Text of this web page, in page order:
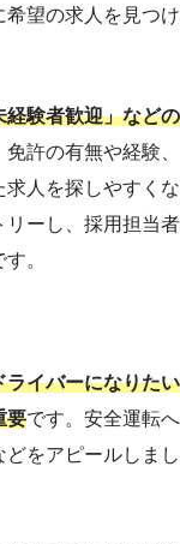
望の求人を見つけ
経験者歓迎」などの
免許の有無や経験、
人を探しやすくな
リーし、採用担当者
。
ライバーになりたい
要です。安全運転へ
をアピールしまし